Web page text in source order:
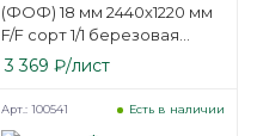
(ФОФ) 18 мм 2440х1220 мм
F/F сорт 1/1 березовая
SVEZA-DECK
3 369 ₽/лист
Есть в наличии
Арт.: 100541